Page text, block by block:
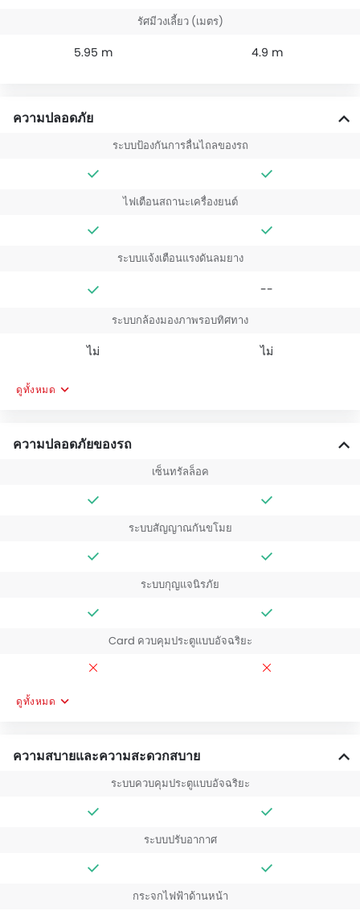
รัศมีวงเลี้ยว (เมตร)
5.95 m 4.9 m
ความปลอดภัย
ระบบป้องกันการลื่นไถลของรถ
ไฟเตือนสถานะเครื่องยนต์
ระบบแจ้งเตือนแรงดันลมยาง
--
ระบบกล้องมองภาพรอบทิศทาง
ไม่ ไม่
ดูทั้งหมด
ความปลอดภัยของรถ
เซ็นทรัลล็อค
ระบบสัญญาณกันขโมย
ระบบกุญแจนิรภัย
Card ควบคุมประตูแบบอัจฉริยะ
ดูทั้งหมด
ความสบายและความสะดวกสบาย
ระบบควบคุมประตูแบบอัจฉริยะ
ระบบปรับอากาศ
กระจกไฟฟ้าด้านหน้า